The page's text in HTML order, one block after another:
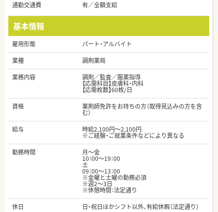
通勤交通費
有／全額支給
基本情報
雇用形態
パート・アルバイト
業種
調剤薬局
業務内容
調剤／監査／服薬指導
【応需科目】皮膚科・内科
【応需枚数】60枚/日
資格
薬剤師免許をお持ちの方（取得見込みの方を含
む）
給与
時給2,100円～2,100円
※ご経験・ご就業条件などにより異なる
勤務時間
月～金
10：00～19：00
土
09：00～13：00
※金曜と土曜の勤務必須
※週2～3日
※休憩時間：法定通り
休日
日・祝日ほかシフト以外、有給休暇（法定通り）